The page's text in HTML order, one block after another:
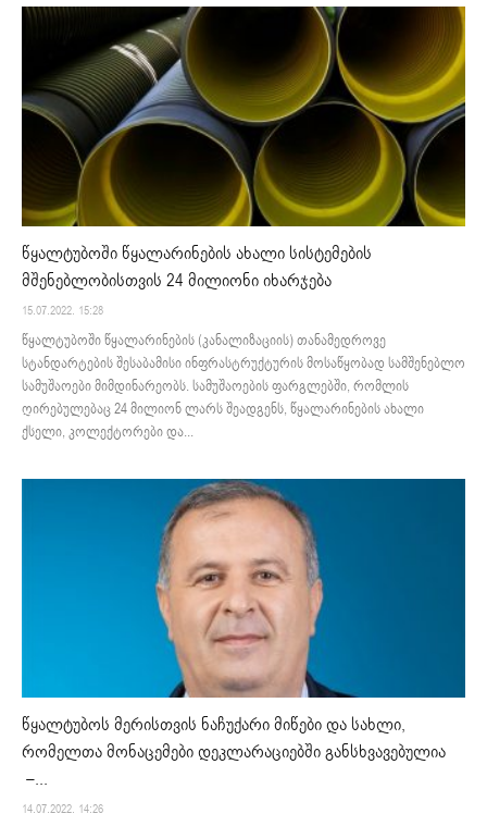
წყალტუბოში წყალარინების ახალი სისტემების
მშენებლობისთვის 24 მილიონი იხარჯება
15.07.2022. 15:28
წყალტუბოში წყალარინების (კანალიზაციის) თანამედროვე
სტანდარტების შესაბამისი ინფრასტრუქტურის მოსაწყობად სამშენებლო
სამუშაოები მიმდინარეობს. სამუშაოების ფარგლებში, რომლის
ღირებულებაც 24 მილიონ ლარს შეადგენს, წყალარინების ახალი
ქსელი, კოლექტორები და...
წყალტუბოს მერისთვის ნაჩუქარი მიწები და სახლი,
რომელთა მონაცემები დეკლარაციებში განსხვავებულია
–...
14.07.2022. 14:26